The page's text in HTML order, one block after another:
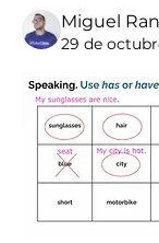
Miguel
29 de